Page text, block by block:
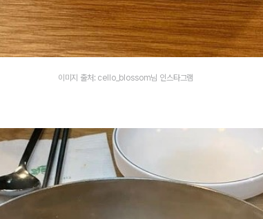
이미지 출처: cello_blossom님 인스타그램